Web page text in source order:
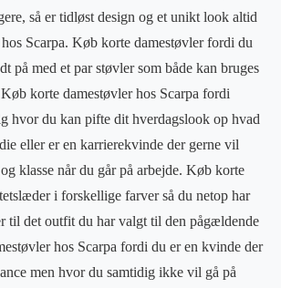
så er tidløst design og et unikt look altid
Scarpa. Køb korte damestøvler fordi du
på med et par støvler som både kan bruges
korte damestøvler hos Scarpa fordi
hvor du kan pifte dit hverdagslook op hvad
eller er en karrierekvinde der gerne vil
klasse når du går på arbejde. Køb korte
i forskellige farver så du netop har
til det outfit du har valgt til den pågældende
hos Scarpa fordi du er en kvinde der
men hvor du samtidig ikke vil gå på